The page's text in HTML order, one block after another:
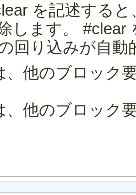
を記述する
します。 #clear
回り込みが自動
、他のブロック
、他のブロック